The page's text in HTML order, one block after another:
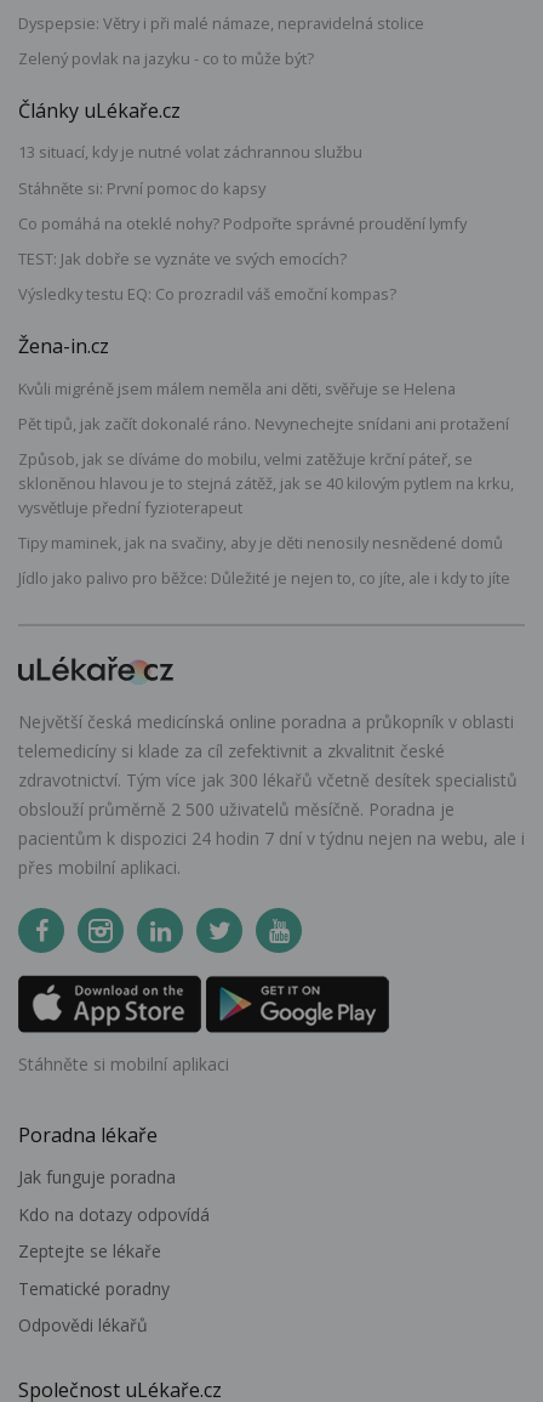
Dyspepsie: Větry i při malé námaze, nepravidelná stolice
Zelený povlak na jazyku - co to může být?
Články uLékaře.cz
13 situací, kdy je nutné volat záchrannou službu
Stáhněte si: První pomoc do kapsy
Co pomáhá na oteklé nohy? Podpořte správné proudění lymfy
TEST: Jak dobře se vyznáte ve svých emocích?
Výsledky testu EQ: Co prozradil váš emoční kompas?
Žena-in.cz
Kvůli migréně jsem málem neměla ani děti, svěřuje se Helena
Pět tipů, jak začít dokonalé ráno. Nevynechejte snídani ani protažení
Způsob, jak se díváme do mobilu, velmi zatěžuje krční páteř, se
skloněnou hlavou je to stejná zátěž, jak se 40 kilovým pytlem na krku,
vysvětluje přední fyzioterapeut
Tipy maminek, jak na svačiny, aby je děti nenosily nesnědené domů
Jídlo jako palivo pro běžce: Důležité je nejen to, co jíte, ale i kdy to jíte
Největší česká medicínská online poradna a průkopník v oblasti
telemedicíny si klade za cíl zefektivnit a zkvalitnit české
zdravotnictví. Tým více jak 300 lékařů včetně desítek specialistů
obslouží průměrně 2 500 uživatelů měsíčně. Poradna je
pacientům k dispozici 24 hodin 7 dní v týdnu nejen na webu, ale i
přes mobilní aplikaci.
Stáhněte si mobilní aplikaci
Poradna lékaře
Jak funguje poradna
Kdo na dotazy odpovídá
Zeptejte se lékaře
Tematické poradny
Odpovědi lékařů
Společnost uLékaře.cz